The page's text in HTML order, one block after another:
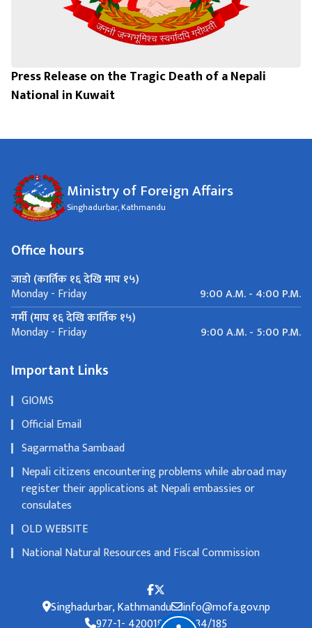
Press Release on the Tragic Death of a Nepali
National in Kuwait
Ministry of Foreign Affairs
Singhadurbar, Kathmandu
Office hours
जाडो (कार्तिक १६ देखि माघ १५)
Monday - Friday
9:00 A.M. - 4:00 P.M.
गर्मी (माघ १६ देखि कार्तिक १५)
Monday - Friday 9:00 A.M. - 5:00 P.M.
Important Links
GIOMS
Official Email
Sagarmatha Sambaad
Nepali citizens encountering problems while abroad may
register their applications at Nepali embassies or
consulates
OLD WEBSITE
National Natural Resources and Fiscal Commission
Singhadurbar, Kathmandu info@mofa.gov.np
977-1- 4200182/183/184/185